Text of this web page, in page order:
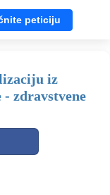
peticiju
iz
zdravstvene